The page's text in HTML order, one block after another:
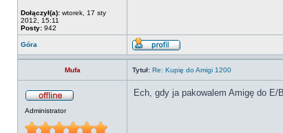
Dołączył(a): wtorek, 17 sty
2012, 15:11
Posty: 942
Góra
Mufa Tytuł: Re: Kupię do Amigi 1200
Administrator
Ech, gdy ja pakowalem Amigę do